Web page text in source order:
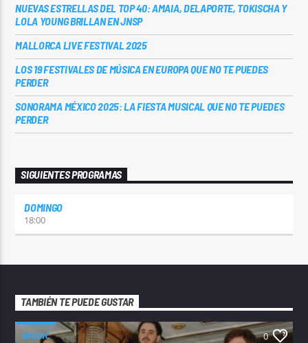
NUEVAS ESTRELLAS DEL TOP 40: AMAIA, DELAPORTE, TOKISCHA Y
LOLA YOUNG BRILLAN EN JNSP
MALLORCA LIVE FESTIVAL 2025
LOS 19 FESTIVALES DE MÚSICA EN EUROPA QUE NO TE PUEDES
PERDER
SONORAMA MÉXICO 2025: LA FIESTA MUSICAL QUE NO TE PUEDES
PERDER
SIGUIENTES PROGRAMAS
DOMINGO
18:00
TAMBIÉN TE PUEDE GUSTAR
MUSIC 0